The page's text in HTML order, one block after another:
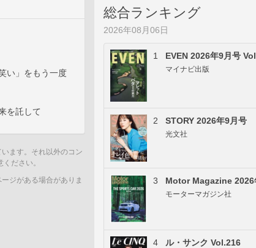
い」をもう一度
を託して
ます。それ以外のコン
ださい。
ジがある場合がありま
総合ランキング
2026年08月06日
1 EVEN 2026年9月号
マイナビ出版
2 STORY 2026年9月号
光文社
3 Motor Magazine 2026
モーターマガジン社
4 ル・サンク Vol.216